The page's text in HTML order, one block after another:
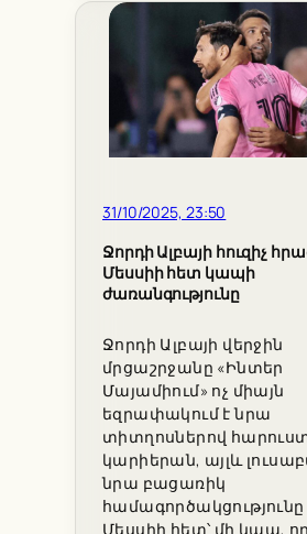
31/10/2025, 23:50
Ջորդի Ալբայի հուզիչ
Մեսսիի հետ կապի
ժառանգությունը
Ջորդի Ալբայի վերջին
մրցաշրջանը «Ինտեր
Մայամիում» ոչ միայն
եզրափակում է նրա
տիտղոսներով
կարիերան, այլև
նրա բացառիկ
համագործակցությունը
Մեսսիի հետ՝ մի կապ,